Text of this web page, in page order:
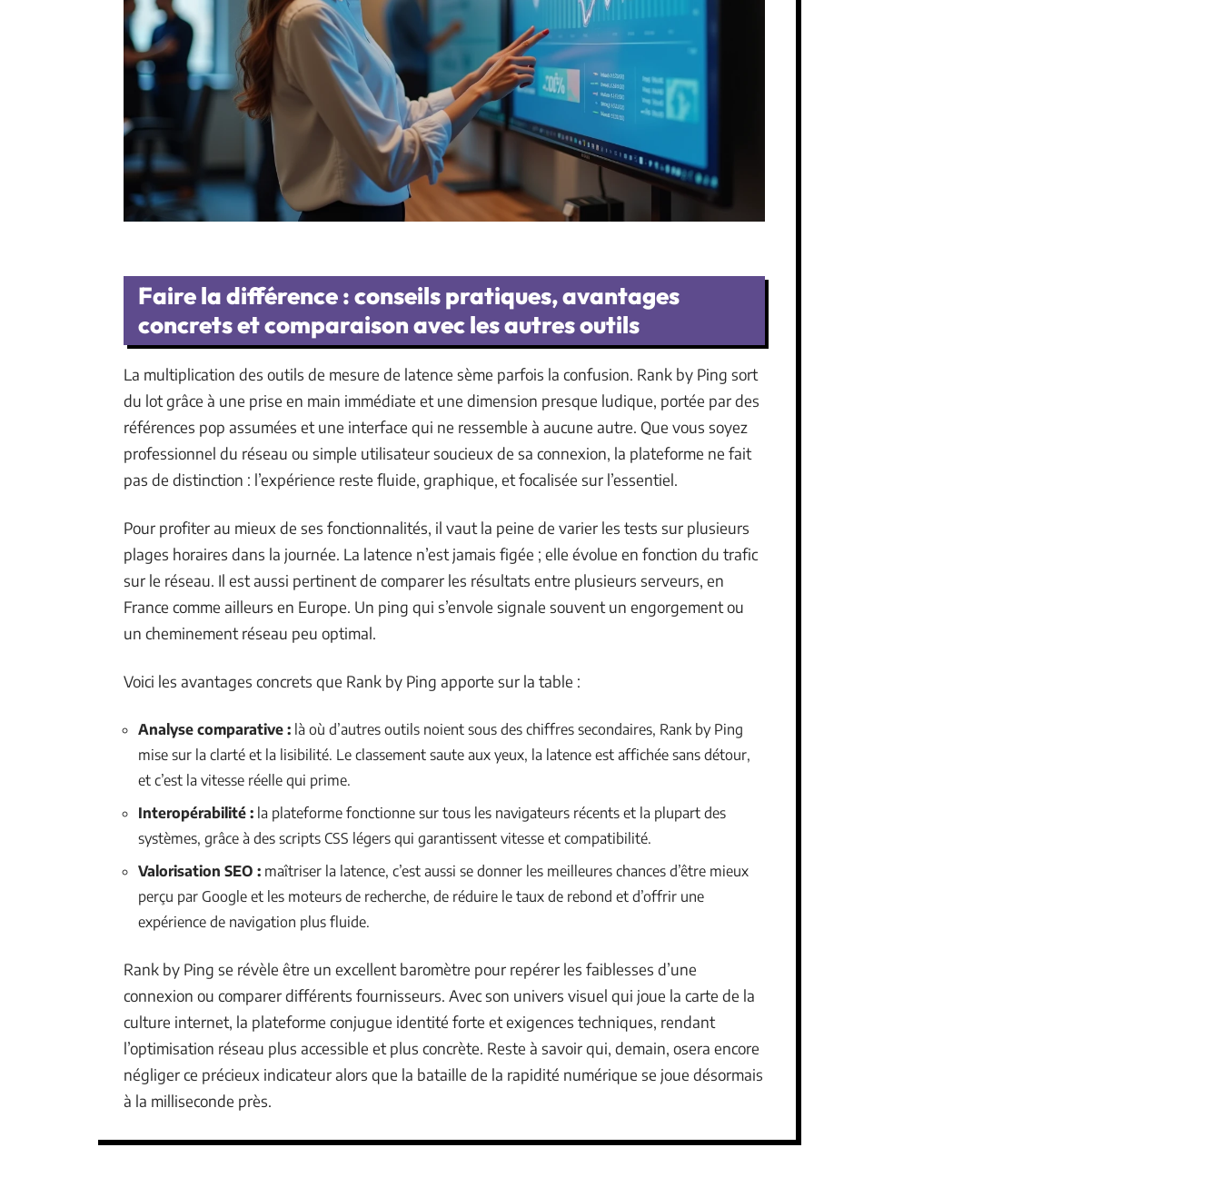
Faire la différence : conseils pratiques, avantages
concrets et comparaison avec les autres outils
La multiplication des outils de mesure de latence sème parfois la confusion. Rank by Ping sort
du lot grâce à une prise en main immédiate et une dimension presque ludique, portée par des
références pop assumées et une interface qui ne ressemble à aucune autre. Que vous soyez
professionnel du réseau ou simple utilisateur soucieux de sa connexion, la plateforme ne fait
pas de distinction : l’expérience reste fluide, graphique, et focalisée sur l’essentiel.
Pour profiter au mieux de ses fonctionnalités, il vaut la peine de varier les tests sur plusieurs
plages horaires dans la journée. La latence n’est jamais figée ; elle évolue en fonction du trafic
sur le réseau. Il est aussi pertinent de comparer les résultats entre plusieurs serveurs, en
France comme ailleurs en Europe. Un ping qui s’envole signale souvent un engorgement ou
un cheminement réseau peu optimal.
Voici les avantages concrets que Rank by Ping apporte sur la table :
Analyse comparative : là où d’autres outils noient sous des chiffres secondaires, Rank by Ping
mise sur la clarté et la lisibilité. Le classement saute aux yeux, la latence est affichée sans détour,
et c’est la vitesse réelle qui prime.
Interopérabilité : la plateforme fonctionne sur tous les navigateurs récents et la plupart des
systèmes, grâce à des scripts CSS légers qui garantissent vitesse et compatibilité.
Valorisation SEO : maîtriser la latence, c’est aussi se donner les meilleures chances d’être mieux
perçu par Google et les moteurs de recherche, de réduire le taux de rebond et d’offrir une
expérience de navigation plus fluide.
Rank by Ping se révèle être un excellent baromètre pour repérer les faiblesses d’une
connexion ou comparer différents fournisseurs. Avec son univers visuel qui joue la carte de la
culture internet, la plateforme conjugue identité forte et exigences techniques, rendant
l’optimisation réseau plus accessible et plus concrète. Reste à savoir qui, demain, osera encore
négliger ce précieux indicateur alors que la bataille de la rapidité numérique se joue désormais
à la milliseconde près.